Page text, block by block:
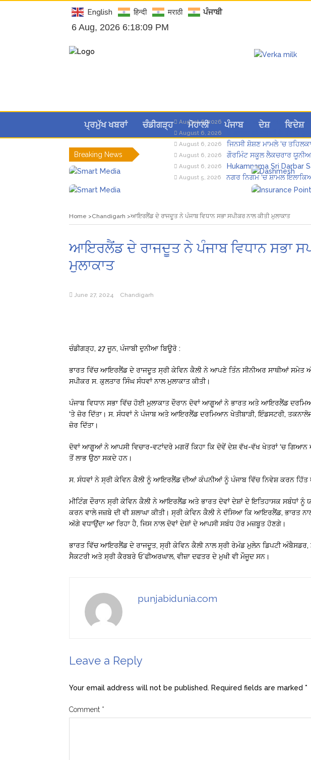
English हिन्दी मराठी ਪੰਜਾਬੀ
6 Aug, 2026 6:18:09 PM
ਪ੍ਰਮੁੱਖ ਖਬਰਾਂ ਚੰਡੀਗੜ੍ਹ ਮੋਹਾਲੀ ਪੰਜਾਬ ਦੇਸ਼ ਵਿਦੇਸ਼
Breaking News
August 6, 2026 ਲੋਕ ਸਭਾ ‘ਚ UPI ਅਤੇ ਹੋਰ
August 6, 2026
August 6, 2026 ਜਿਨਸੀ ਸ਼ੋਸ਼ਣ ਮਾਮਲੇ ‘ਚ
August 6, 2026 ਗੌਰਮਿੰਟ ਸਕੂਲ ਲੈਕਚਰਾਰ
August 6, 2026 Hukamnama Sri Darbar
August 5, 2026 ਨਗਰ ਨਿਗਮ ‘ਚ ਸ਼ਾਮਲ
Home Chandigarh ਆਇਰਲੈਂਡ ਦੇ ਰਾਜਦੂਤ ਨੇ ਪੰਜਾਬ ਵਿਧਾਨ ਸਭਾ ਸਪੀਕਰ ਨਾਲ ਕੀਤੀ ਮੁਲਾਕਾਤ
ਆਇਰਲੈਂਡ ਦੇ ਰਾਜਦੂਤ ਨੇ ਪੰਜਾਬ ਵਿਧਾਨ ਸਭਾ
ਮੁਲਾਕਾਤ
June 27, 2024 Chandigarh
ਚੰਡੀਗੜ੍ਹ, 27 ਜੂਨ, ਪੰਜਾਬੀ ਦੁਨੀਆ ਬਿਊਰੋ :
ਭਾਰਤ ਵਿੱਚ ਆਇਰਲੈਂਡ ਦੇ ਰਾਜਦੂਤ ਸ੍ਰੀ ਕੇਵਿਨ ਕੈਲੀ ਨੇ ਆਪਣੇ ਤਿੰਨ ਸੀਨੀਅਰ ਸਾਥੀਆਂ ਸਮੇਤ
ਸਪੀਕਰ ਸ. ਕੁਲਤਾਰ ਸਿੰਘ ਸੰਧਵਾਂ ਨਾਲ ਮੁਲਾਕਾਤ ਕੀਤੀ।
ਪੰਜਾਬ ਵਿਧਾਨ ਸਭਾ ਵਿੱਚ ਹੋਈ ਮੁਲਾਕਾਤ ਦੌਰਾਨ ਦੋਵਾਂ ਆਗੂਆਂ ਨੇ ਭਾਰਤ ਅਤੇ ਆਇਰਲੈਂਡ
‘ਤੇ ਜ਼ੋਰ ਦਿੱਤਾ। ਸ. ਸੰਧਵਾਂ ਨੇ ਪੰਜਾਬ ਅਤੇ ਆਇਰਲੈਂਡ ਦਰਮਿਆਨ ਖੇਤੀਬਾੜੀ, ਇੰਡਸਟਰੀ,
ਜ਼ੋਰ ਦਿੱਤਾ।
ਦੋਵਾਂ ਆਗੂਆਂ ਨੇ ਆਪਸੀ ਵਿਚਾਰ-ਵਟਾਂਦਰੇ ਮਗਰੋਂ ਕਿਹਾ ਕਿ ਦੋਵੇਂ ਦੇਸ਼ ਵੱਖ-ਵੱਖ ਖੇਤਰਾਂ ‘ਚ
ਤੋਂ ਲਾਭ ਉਠਾ ਸਕਦੇ ਹਨ।
ਸ. ਸੰਧਵਾਂ ਨੇ ਸ੍ਰੀ ਕੇਵਿਨ ਕੈਲੀ ਨੂੰ ਆਇਰਲੈਂਡ ਦੀਆਂ ਕੰਪਨੀਆਂ ਨੂੰ ਪੰਜਾਬ ਵਿੱਚ ਨਿਵੇਸ਼ ਕਰਨ ਹਿੱਤ
ਮੀਟਿੰਗ ਦੌਰਾਨ ਸ੍ਰੀ ਕੇਵਿਨ ਕੈਲੀ ਨੇ ਆਇਰਲੈਂਡ ਅਤੇ ਭਾਰਤ ਦੋਵਾਂ ਦੇਸ਼ਾਂ ਦੇ ਇਤਿਹਾਸਕ ਸਬੰਧਾਂ ਨੂੰ
ਕਰਨ ਵਾਲੇ ਜਜ਼ਬੇ ਦੀ ਵੀ ਸ਼ਲਾਘਾ ਕੀਤੀ। ਸ੍ਰੀ ਕੇਵਿਨ ਕੈਲੀ ਨੇ ਦੱਸਿਆ ਕਿ ਆਇਰਲੈਂਡ, ਭਾਰਤ
ਅੱਗੇ ਵਧਾਉਂਦਾ ਆ ਰਿਹਾ ਹੈ, ਜਿਸ ਨਾਲ ਦੋਵਾਂ ਦੇਸ਼ਾਂ ਦੇ ਆਪਸੀ ਸਬੰਧ ਹੋਰ ਮਜ਼ਬੂਤ ਹੋਣਗੇ।
ਭਾਰਤ ਵਿੱਚ ਆਇਰਲੈਂਡ ਦੇ ਰਾਜਦੂਤ, ਸ੍ਰੀ ਕੇਵਿਨ ਕੈਲੀ ਨਾਲ ਸ੍ਰੀ ਰੇਮੰਡ ਮੁਲੇਨ ਡਿਪਟੀ ਅੰਬੈਸਡਰ,
ਸੈਕਟਰੀ ਅਤੇ ਸ੍ਰੀ ਕੈਰਬਰੇ ਓ’ਫੀਅਰਘਾਲ, ਵੀਜ਼ਾ ਦਫਤਰ ਦੇ ਮੁਖੀ ਵੀ ਮੌਜੂਦ ਸਨ।
punjabidunia.com
Leave a Reply
Your email address will not be published. Required fields are marked *
Comment *